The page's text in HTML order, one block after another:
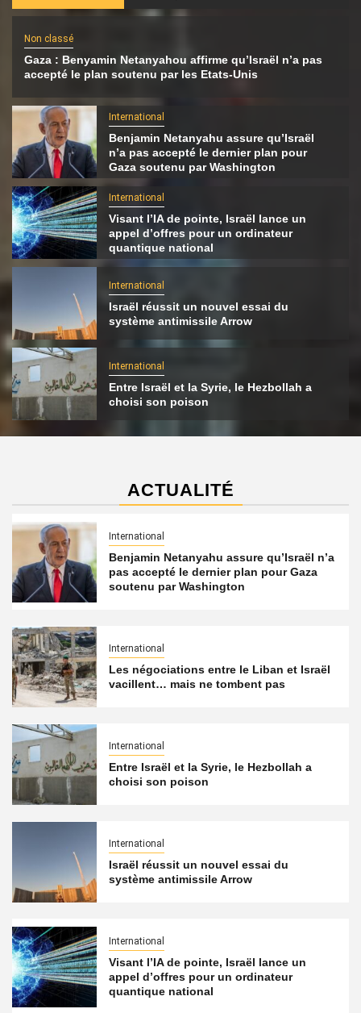
Non classé
Gaza : Benyamin Netanyahou affirme qu’Israël n’a pas
accepté le plan soutenu par les Etats-Unis
International
Benjamin Netanyahu assure qu’Israël
n’a pas accepté le dernier plan pour
Gaza soutenu par Washington
International
Visant l’IA de pointe, Israël lance un
appel d’offres pour un ordinateur
quantique national
International
Israël réussit un nouvel essai du
système antimissile Arrow
International
Entre Israël et la Syrie, le Hezbollah a
choisi son poison
ACTUALITÉ
International
Benjamin Netanyahu assure qu’Israël n’a
pas accepté le dernier plan pour Gaza
soutenu par Washington
International
Les négociations entre le Liban et Israël
vacillent… mais ne tombent pas
International
Entre Israël et la Syrie, le Hezbollah a
choisi son poison
International
Israël réussit un nouvel essai du
système antimissile Arrow
International
Visant l’IA de pointe, Israël lance un
appel d’offres pour un ordinateur
quantique national